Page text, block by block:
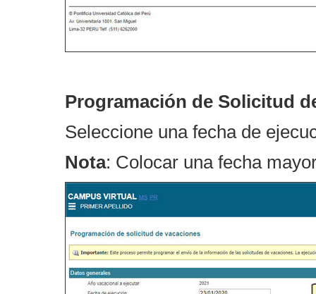
Programación de Solicitud
Seleccione una fecha de
Nota: Colocar una fecha